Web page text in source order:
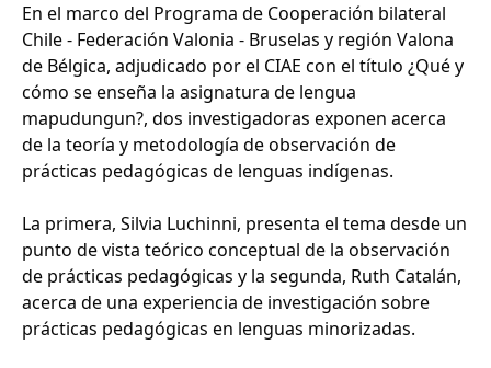
En el marco del Programa de Cooperación bilateral
Chile - Federación Valonia - Bruselas y región Valona
de Bélgica, adjudicado por el CIAE con el título ¿Qué y
cómo se enseña la asignatura de lengua
mapudungun?, dos investigadoras exponen acerca
de la teoría y metodología de observación de
prácticas pedagógicas de lenguas indígenas.
La primera, Silvia Luchinni, presenta el tema desde un
punto de vista teórico conceptual de la observación
de prácticas pedagógicas y la segunda, Ruth Catalán,
acerca de una experiencia de investigación sobre
prácticas pedagógicas en lenguas minorizadas.